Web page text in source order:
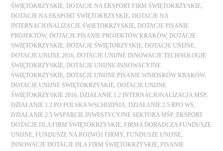
ŚWIĘTOKRZYSKIE,DOTACJE NA EKSPORT FIRM ŚWIĘTOKRZYSKIE,
DOTACJE NA EKSPORT ŚWIĘTOKRZYSKIE,DOTACJE NA
INTERNACJONALIZACJE ŚWIETOKRZYSKIE,DOTACJE PISANIE
PROJEKTÓW,DOTACJE PISANIE PROJEKTÓW KRAKÓW,DOTACJE
SWIĘTOKRZYSKIE,DOTACJE ŚWIĘTORZYSKIE,DOTACJE UNIJNE,
DOTACJE UNIJNE 2016,DOTACJE UNIJNE INNOWACJE TECHNOLOGIE
ŚWIĘTOKRZYSKIE,DOTACJE UNIJNE INNOWACYJNE
ŚWIĘTOKRZYSKIE,DOTACJE UNIJNE PISANIE WNIOSKÓW KRAKÓW,
DOTACJE UNIJNE ŚWIĘTOKRZYSKIE,DOTACJE UNIJNE
ŚWIĘTOKRZYSKIE 2016,DZIAŁANIE 1.2 INTERNACJONALIZACJA MŚP,
DZIAŁANIE 1.2 PO POLSKA WSCHODNIA,DZIAŁANIE 2.5 RPO WŚ,
DZIAŁANIE 2.5 WSPARCIE INWESTYCYJNE SEKTORA MŚP,EKSPORT
DOTACJE DLA FIRM ŚWIĘTOKRZYSKIE, FIRMA DORADCZA FUNDUSZE
UNIJNE, FUNDUSZE NA ROZWÓJ FIRMY, FUNDUSZE UNIJNE,
INNOWACJE DOTACJE DLA FIRM ŚWIĘTOKRZYSKIE, PISANIE